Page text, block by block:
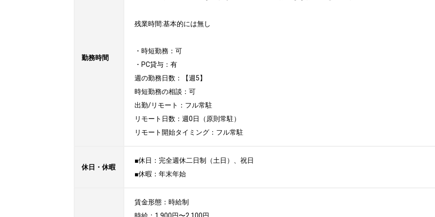
勤務時間
残業時間:基本的には無し
・時短勤務：可
・PC貸与：有
週の勤務日数：【週5】
時短勤務の相談：可
出勤/リモート：フル常駐
リモート日数：週0日（原則常駐）
リモート開始タイミング：フル常駐
休日・休暇
■休日：完全週休二日制（土日）、祝日
■休暇：年末年始
賃金形態：時給制